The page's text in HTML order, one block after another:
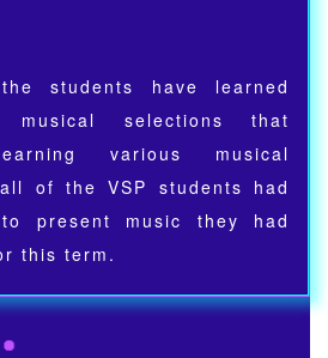
students have learned
musical selections that
various musical
of the VSP students had
present music they had
this term.